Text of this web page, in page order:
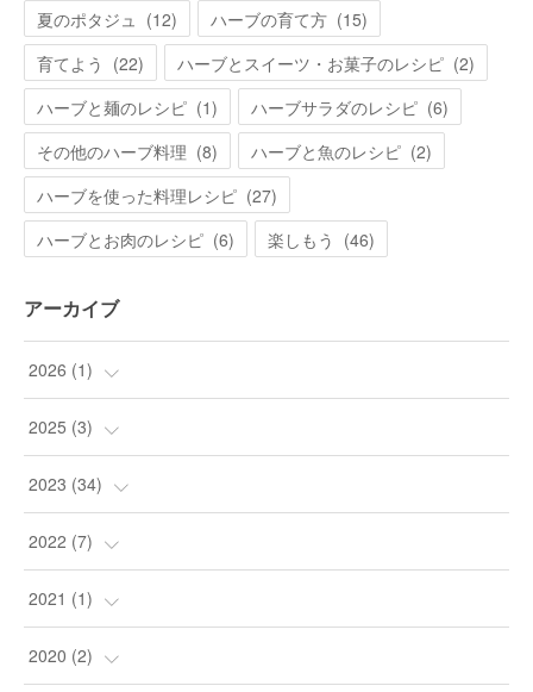
夏のポタジュ
(12) ハーブの育て方 (15)
育てよう (22) ハーブとスイーツ・お菓子のレシピ (2)
ハーブと麺のレシピ (1) ハーブサラダのレシピ (6)
その他のハーブ料理 (8) ハーブと魚のレシピ (2)
ハーブを使った料理レシピ (27)
ハーブとお肉のレシピ (6) 楽しもう (46)
アーカイブ
2026 (1)
(1
2025 (3)
(3)
2023 (34)
(9
(24)
(1
2022 (7)
(1
(4
2021 (1)
(1
2020 (2)